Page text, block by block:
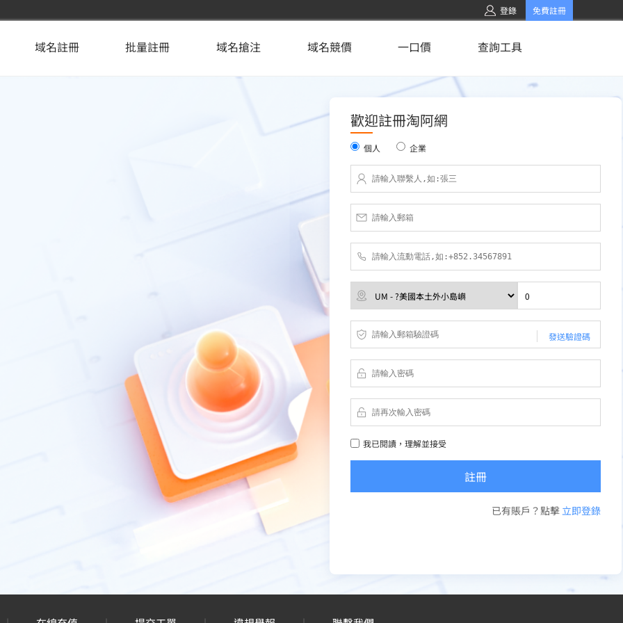
登錄 免費註冊
域名註冊 批量註冊 域名搶注 域名競價 一口價 查詢工具
歡迎註冊淘阿網
個人 企業
發送驗證碼
我已閱讀，理解並接受
已有賬戶？點擊立即登錄